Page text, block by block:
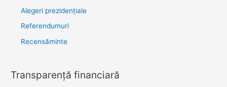
Alegeri prezidențiale
Referendumuri
Recensăminte
Transparenţă financiară